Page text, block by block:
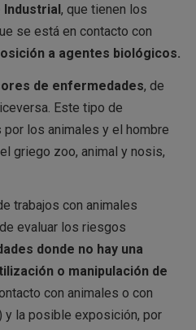
, que tienen los
se está en contacto con
a agentes biológicos.
de enfermedades, de
Este tipo de
los animales y el hombre
griego zoo, animal y nosis,
trabajos con animales
evaluar los riesgos
donde no hay una
o manipulación de
con animales o con
y la posible exposición, por